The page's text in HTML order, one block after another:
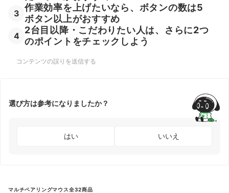
3
作業効率を上げたいなら、ボタンの数は5
ボタン以上がおすすめ
4
2台目以降・こだわりたい人は、さらに2つ
のポイントをチェックしよう
コンテンツの誤りを送信する
選び方は参考になりましたか？
はい いいえ
マルチペアリングマウス全32商品